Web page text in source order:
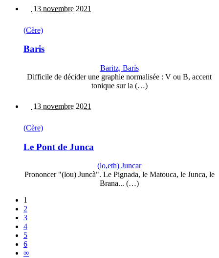
13 novembre 2021
(Cère)
Baris
Baritz, Barís
Difficile de décider une graphie normalisée : V ou B, accent
tonique sur la (…)
13 novembre 2021
(Cère)
Le Pont de Junca
(lo,eth) Juncar
Prononcer "(lou) Juncà". Le Pignada, le Matouca, le Junca, le
Brana... (…)
1
2
3
4
5
6
∞